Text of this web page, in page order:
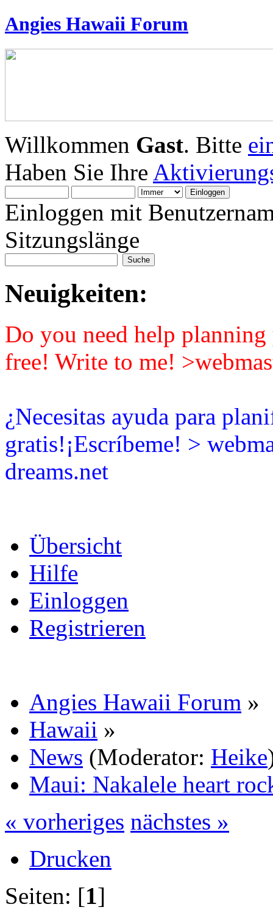
Angies Hawaii Forum
Willkommen Gast. Bitte
Haben Sie Ihre
Einloggen mit
Sitzungslänge
Neuigkeiten:
Do you need help
free! Write to me!
¿Necesitas ayuda para
gratis!¡Escríbeme! >
dreams.net
Übersicht
Hilfe
Einloggen
Registrieren
Angies Hawaii Forum »
Hawaii »
News (Moderator: Heike
Maui: Nakalele heart
« vorheriges nächstes »
Drucken
Seiten: [1]